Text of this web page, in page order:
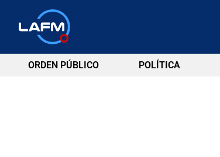
ORDEN PÚBLICO POLÍTICA